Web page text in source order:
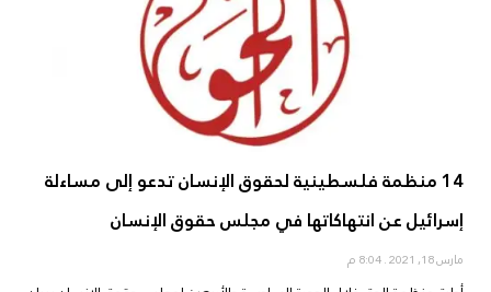
14 منظمة فلسطينية لحقوق الإنسان تدعو إلى مساءلة
إسرائيل عن انتهاكاتها في مجلس حقوق الإنسان
مارس 18, 2021